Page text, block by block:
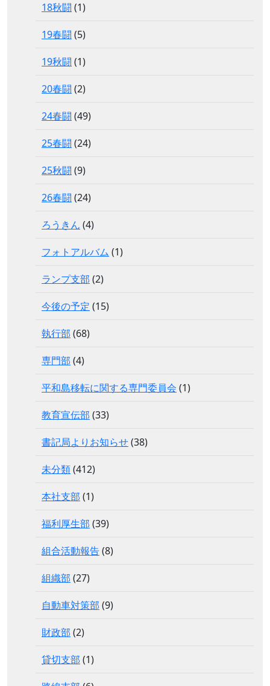
18秋闘 (1)
19春闘 (5)
19秋闘 (1)
20春闘 (2)
24春闘 (49)
25春闘 (24)
25秋闘 (9)
26春闘 (24)
ろうきん (4)
フォトアルバム (1)
ランプ支部 (2)
今後の予定 (15)
執行部 (68)
専門部 (4)
平和島移転に関する専門委員会 (1)
教育宣伝部 (33)
書記局よりお知らせ(38)
未分類(412)
本社支部 (1)
福利厚生部 (39)
組合活動報告(8)
組織部 (27)
自動車対策部 (9)
財政部 (2)
貸切支部 (1)